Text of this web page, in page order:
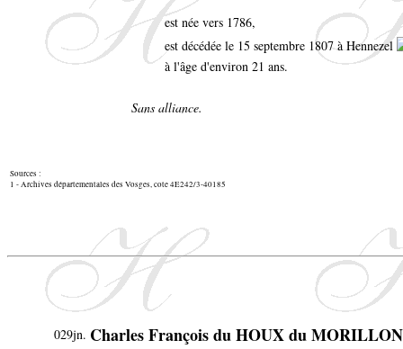
est née vers 1786,
est décédée le 15 septembre 1807 à Hennezel
à l'âge d'environ 21 ans.
Sans alliance.
Sources :
1 - Archives départementales des Vosges, cote 4E242/3-40185
029jn. Charles François du HOUX du MORILLON